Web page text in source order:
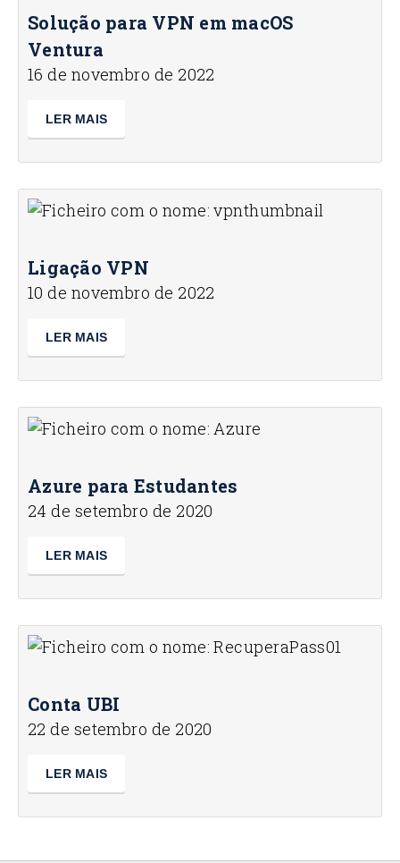
Solução para VPN em macOS
Ventura
16 de novembro de 2022
LER MAIS
Ligação VPN
10 de novembro de 2022
LER MAIS
Azure para Estudantes
24 de setembro de 2020
LER MAIS
Conta UBI
22 de setembro de 2020
LER MAIS